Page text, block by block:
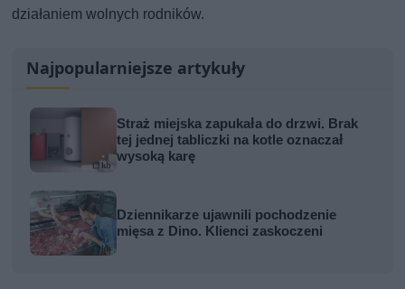
działaniem wolnych rodników.
Najpopularniejsze artykuły
Straż miejska zapukała do drzwi. Brak
tej jednej tabliczki na kotle oznaczał
wysoką karę
Dziennikarze ujawnili pochodzenie
mięsa z Dino. Klienci zaskoczeni